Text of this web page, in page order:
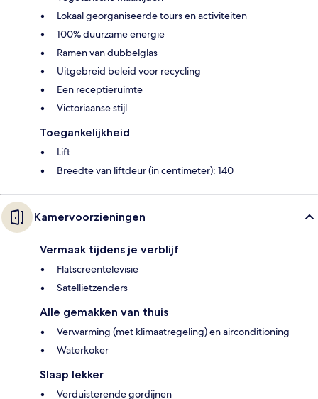
Lokaal georganiseerde tours en activiteiten
100% duurzame energie
Ramen van dubbelglas
Uitgebreid beleid voor recycling
Een receptieruimte
Victoriaanse stijl
Toegankelijkheid
Lift
Breedte van liftdeur (in centimeter): 140
Kamervoorzieningen
Vermaak tijdens je verblijf
Flatscreentelevisie
Satellietzenders
Alle gemakken van thuis
Verwarming (met klimaatregeling) en airconditioning
Waterkoker
Slaap lekker
Verduisterende gordijnen